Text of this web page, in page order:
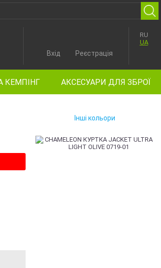
RU
UA
Вхід Реєстрація
КЕМПІНГ АКСЕСУАРИ ДЛЯ ЗБРОЇ
Інші кольори